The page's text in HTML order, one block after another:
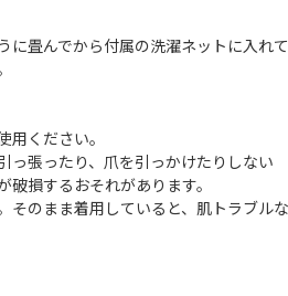
に畳んでから付属の洗濯ネットに入れ
ください。
っ張ったり、爪を引っかけたりしない
損するおそれがあります。
そのまま着用していると、肌トラブル